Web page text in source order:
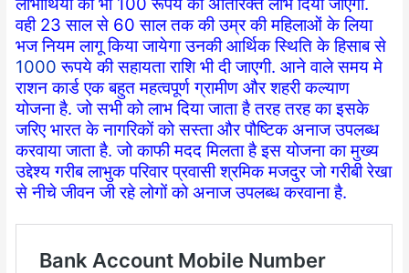
लाभार्थियो को भी 100 रूपये का अतिरिक्त लाभ दिया जाएगा.
वही 23 साल से 60 साल तक की उम्र की महिलाओं के लिया
भज नियम लागू किया जायेगा उनकी आर्थिक स्थिति के हिसाब से
1000 रूपये की सहायता राशि भी दी जाएगी. आने वाले समय मे
राशन कार्ड एक बहुत महत्वपूर्ण ग्रामीण और शहरी कल्याण
योजना है. जो सभी को लाभ दिया जाता है तरह तरह का इसके
जरिए भारत के नागरिकों को सस्ता और पौष्टिक अनाज उपलब्ध
करवाया जाता है. जो काफी मदद मिलता है इस योजना का मुख्य
उद्देश्य गरीब लाभुक परिवार प्रवासी श्रमिक मजदुर जो गरीबी रेखा
से नीचे जीवन जी रहे लोगों को अनाज उपलब्ध करवाना है.